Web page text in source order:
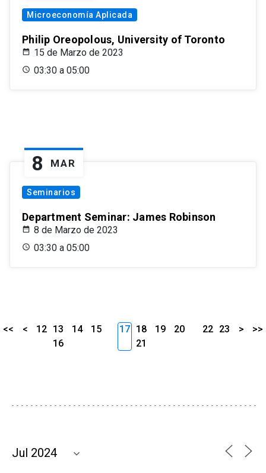
Microeconomía Aplicada
Philip Oreopolous, University of Toronto
15 de Marzo de 2023
03:30 a 05:00
8 MAR
Seminarios
Department Seminar: James Robinson
8 de Marzo de 2023
03:30 a 05:00
<< < 12 13 14
15
16
17 18 19
20
21
22 23 > >>